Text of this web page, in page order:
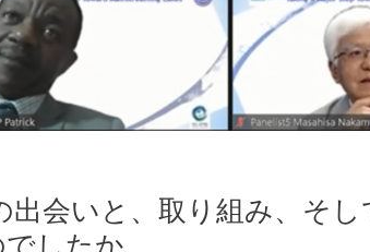
出会いと、取り組み、そ
したか。